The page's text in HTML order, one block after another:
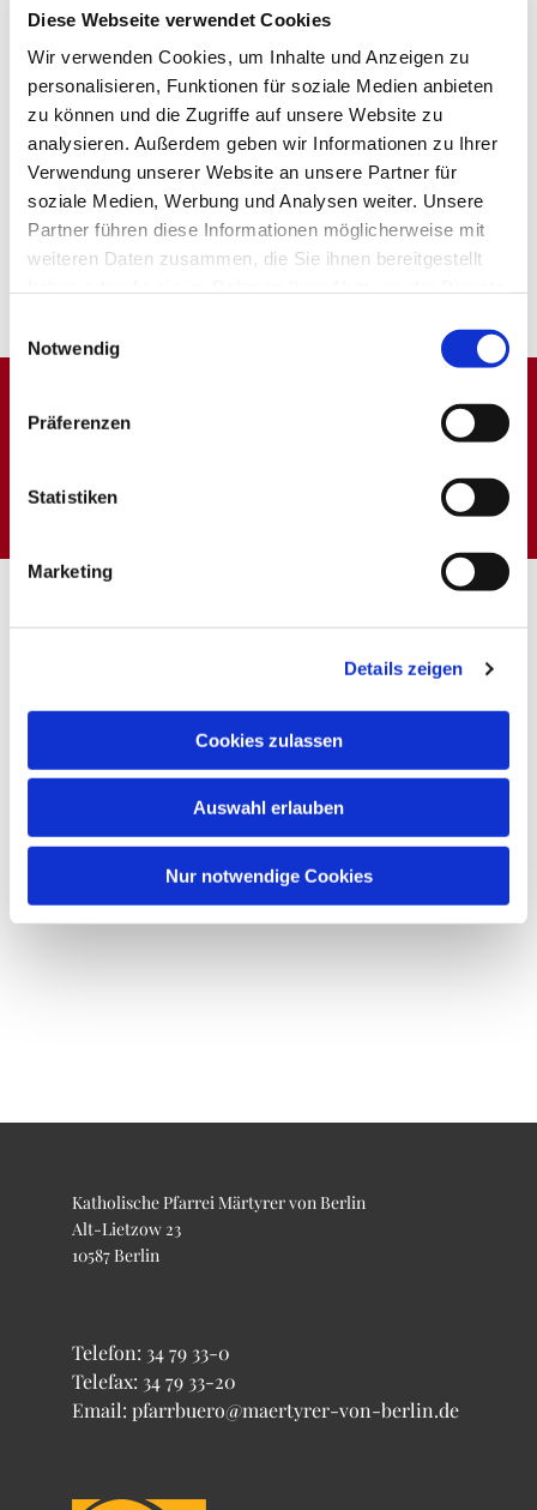
Diese Webseite verwendet Cookies
Wir verwenden Cookies, um Inhalte und Anzeigen zu
personalisieren, Funktionen für soziale Medien anbieten
zu können und die Zugriffe auf unsere Website zu
analysieren. Außerdem geben wir Informationen zu Ihrer
Verwendung unserer Website an unsere Partner für
soziale Medien, Werbung und Analysen weiter. Unsere
Partner führen diese Informationen möglicherweise mit
weiteren Daten zusammen, die Sie ihnen bereitgestellt
Notwendig
Präferenzen
Statistiken
Marketing
Details zeigen
Cookies zulassen
Auswahl erlauben
Nur notwendige Cookies
Dies könnte Sie auch
Katholische Pfarrei Märtyrer von Berlin
Alt-Lietzow 23
10587 Berlin
Telefon: 34 79 33-0
Telefax: 34 79 33-20
Email: pfarrbuero@maertyrer-von-berlin.de